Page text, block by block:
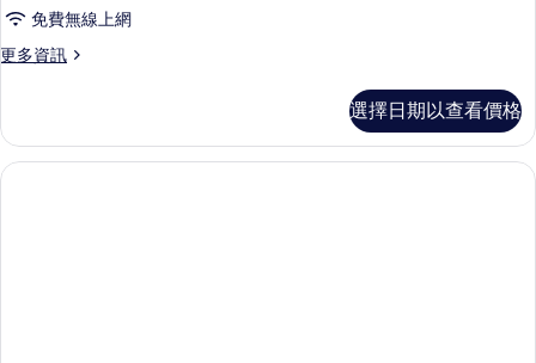
免費無線上網
更多資訊
更
的
詳
情
選擇日期以查看價格